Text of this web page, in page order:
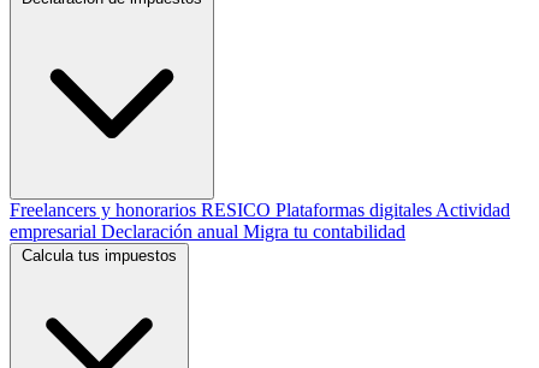
Freelancers y honorarios RESICO Plataformas digitales Actividad
empresarial Declaración anual Migra tu contabilidad